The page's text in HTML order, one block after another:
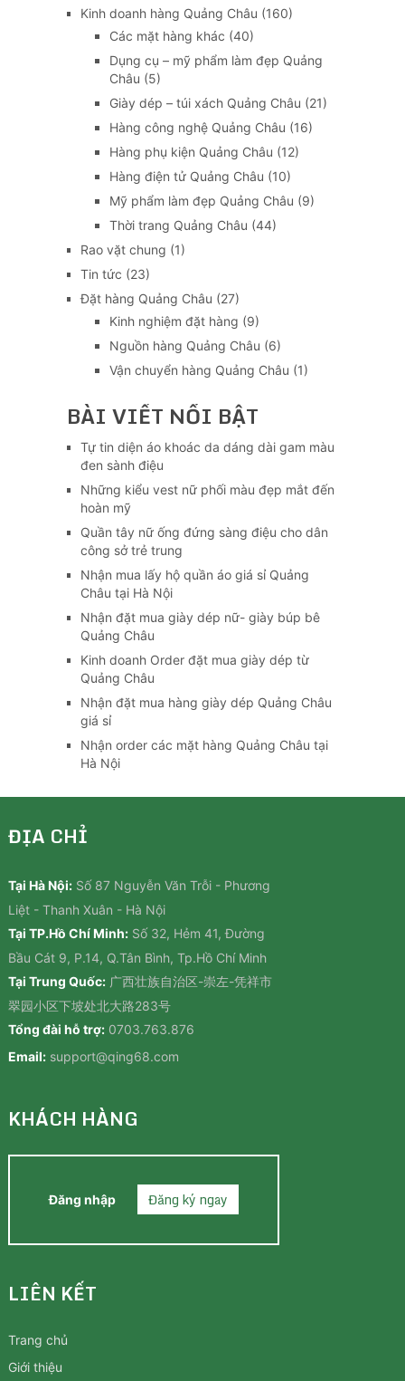
Kinh doanh hàng Quảng Châu (160)
Các mặt hàng khác (40)
Dụng cụ – mỹ phẩm làm đẹp Quảng
Châu (5)
Giày dép – túi xách Quảng Châu (21)
Hàng công nghệ Quảng Châu (16)
Hàng phụ kiện Quảng Châu (12)
Hàng điện tử Quảng Châu (10)
Mỹ phẩm làm đẹp Quảng Châu (9)
Thời trang Quảng Châu (44)
Rao vặt chung (1)
Tin tức (23)
Đặt hàng Quảng Châu (27)
Kinh nghiệm đặt hàng (9)
Nguồn hàng Quảng Châu (6)
Vận chuyển hàng Quảng Châu (1)
BÀI VIẾT NỔI BẬT
Tự tin diện áo khoác da dáng dài gam màu
đen sành điệu
Những kiểu vest nữ phối màu đẹp mắt đến
hoàn mỹ
Quần tây nữ ống đứng sàng điệu cho dân
công sở trẻ trung
Nhận mua lấy hộ quần áo giá sỉ Quảng
Châu tại Hà Nội
Nhận đặt mua giày dép nữ- giày búp bê
Quảng Châu
Kinh doanh Order đặt mua giày dép từ
Quảng Châu
Nhận đặt mua hàng giày dép Quảng Châu
giá sỉ
Nhận order các mặt hàng Quảng Châu tại
Hà Nội
ĐỊA CHỈ
Tại Hà Nội:Số 87 Nguyễn Văn Trỗi - Phương
Liệt - Thanh Xuân - Hà Nội
Tại TP.Hồ Chí Minh:Số 32, Hẻm 41, Đường
Bầu Cát 9, P.14, Q.Tân Bình, Tp.Hồ Chí Minh
Tại Trung Quốc:广西壮族自治区-崇左-凭祥市
翠园小区下坡处北大路283号
Tổng đài hỗ trợ:0703.763.876
Email: support@qing68.com
KHÁCH HÀNG
Đăng nhập Đăng ký ngay
LIÊN KẾT
Trang chủ
Giới thiệu